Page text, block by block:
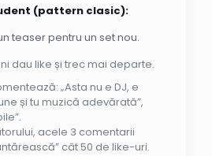
(pattern clasic):
teaser pentru un set nou.
dau like și trec mai departe.
„Asta nu e DJ, e
și tu muzică adevărată”,
acele 3 comentarii
cât 50 de like-uri.